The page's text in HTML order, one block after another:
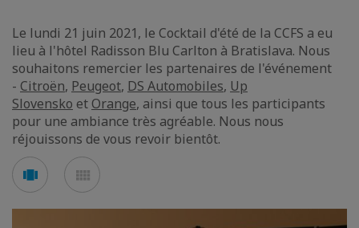
Le lundi 21 juin 2021, le Cocktail d'été de la CCFS a eu
lieu à l'hôtel Radisson Blu Carlton à Bratislava. Nous
souhaitons remercier les partenaires de l'événement
- Citroën, Peugeot, DS Automobiles, Up
Slovensko et Orange, ainsi que tous les participants
pour une ambiance très agréable. Nous nous
réjouissons de vous revoir bientôt.
Voir
en
en